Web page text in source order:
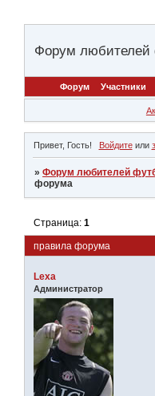
Форум любителей
Форум Участники
Привет, Гость! Войдитеили
»Форум любителей
форума
правила форума
Страница:1
Lexa
Администратор